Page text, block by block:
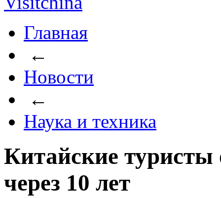
Главная
←
Новости
←
Наука и техника
Китайские туристы
через 10 лет